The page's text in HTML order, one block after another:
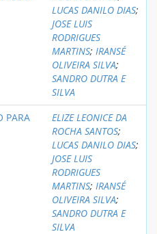
LUCAS DANILO DIAS;
JOSE LUIS
RODRIGUES
MARTINS; IRANSÉ
OLIVEIRA SILVA;
SANDRO DUTRA E
SILVA
PARA
ELIZE LEONICE DA
ROCHA SANTOS;
LUCAS DANILO DIAS;
JOSE LUIS
RODRIGUES
MARTINS; IRANSÉ
OLIVEIRA SILVA;
SANDRO DUTRA E
SILVA